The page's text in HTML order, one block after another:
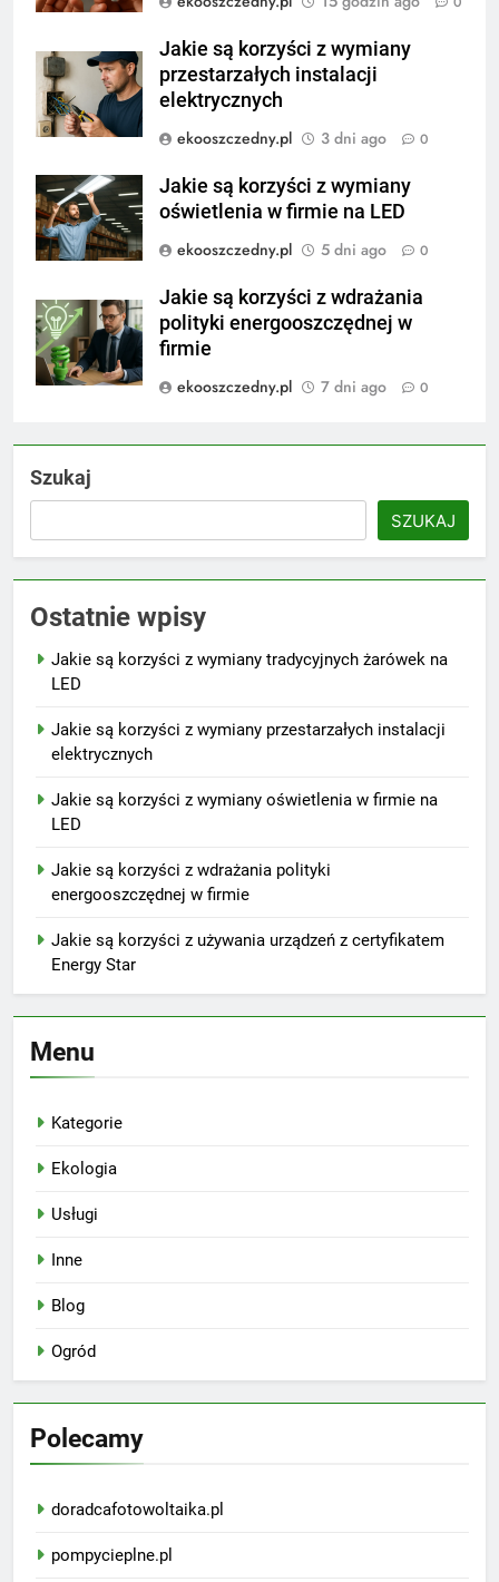
Jakie są korzyści z wymiany
przestarzałych instalacji
elektrycznych
ekooszczedny.pl
3 dni ago 0
Jakie są korzyści z wymiany
oświetlenia w firmie na LED
ekooszczedny.pl
5 dni ago 0
Jakie są korzyści z wdrażania
polityki energooszczędnej w
firmie
ekooszczedny.pl
7 dni ago 0
Szukaj
SZUKAJ
Ostatnie wpisy
Jakie są korzyści z wymiany tradycyjnych żarówek na
LED
Jakie są korzyści z wymiany przestarzałych instalacji
elektrycznych
Jakie są korzyści z wymiany oświetlenia w firmie na
LED
Jakie są korzyści z wdrażania polityki
energooszczędnej w firmie
Jakie są korzyści z używania urządzeń z certyfikatem
Energy Star
Menu
Kategorie
Ekologia
Usługi
Inne
Blog
Ogród
Polecamy
doradcafotowoltaika.pl
pompycieplne.pl